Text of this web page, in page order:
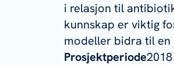
i relasjon til
kunnskap er viktig
modeller bidra til
Prosjektperiode